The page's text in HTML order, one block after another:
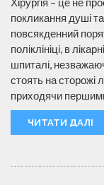
покликання душі
повсякденний
поліклініці, в
шпиталі,
стоять на сторожі
приходячи
ЧИТАТИ ДАЛІ